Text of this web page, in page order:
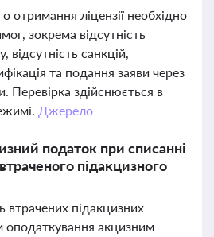
отримання ліцензії необхідно
зокрема відсутність
відсутність санкцій,
та подання заяви через
Перевірка здійснюється в
Джерело
податок при списанні
підакцизного
втрачених підакцизних
оподаткування акцизним